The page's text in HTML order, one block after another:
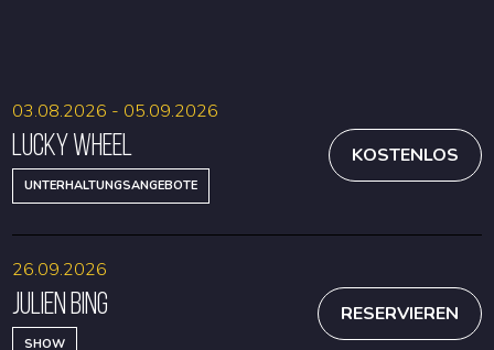
Lucky Wheel
UNTERHALTUNGSANGEBOTE
03.08.2026 - 05.09.2026
KOSTENLOS
Julien Bing
SHOW
26.09.2026
RESERVIEREN